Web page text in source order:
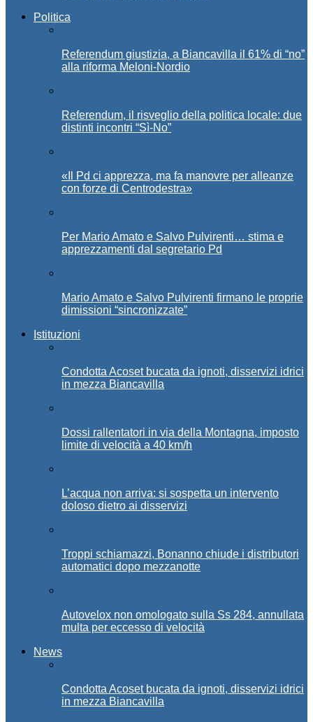
Politica
Referendum giustizia, a Biancavilla il 61% di “no”
alla riforma Meloni-Nordio
Referendum, il risveglio della politica locale: due
distinti incontri “Sì-No”
«Il Pd ci apprezza, ma fa manovre per alleanze
con forze di Centrodestra»
Per Mario Amato e Salvo Pulvirenti… stima e
apprezzamenti dal segretario Pd
Mario Amato e Salvo Pulvirenti firmano le proprie
dimissioni “sincronizzate”
Istituzioni
Condotta Acoset bucata da ignoti, disservizi idrici
in mezza Biancavilla
Dossi rallentatori in via della Montagna, imposto
limite di velocità a 40 km/h
L’acqua non arriva: si sospetta un intervento
doloso dietro ai disservizi
Troppi schiamazzi, Bonanno chiude i distributori
automatici dopo mezzanotte
Autovelox non omologato sulla Ss 284, annullata
multa per eccesso di velocità
News
Condotta Acoset bucata da ignoti, disservizi idrici
in mezza Biancavilla